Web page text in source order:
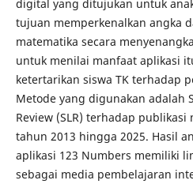
digital yang ditujukan untuk
tujuan memperkenalkan angka
matematika secara
untuk menilai manfaat aplikasi
ketertarikan siswa TK terhadap
Metode yang digunakan adalah
Review (SLR) terhadap
tahun 2013 hingga 2025. Hasil
aplikasi 123 Numbers memiliki
sebagai media pembelajaran